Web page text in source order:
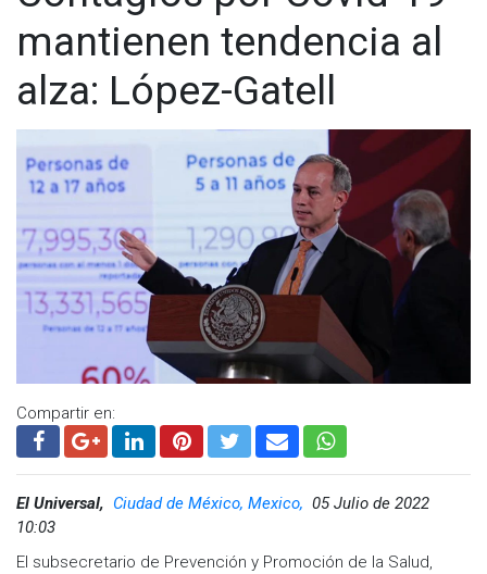
mantienen tendencia al
alza: López-Gatell
Compartir en:
El Universal, Ciudad de México, Mexico, 05 Julio de 2022
10:03
El subsecretario de Prevención y Promoción de la Salud,